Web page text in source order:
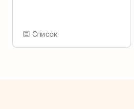
Список